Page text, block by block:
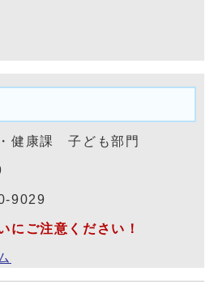
健康課 子ども部門
9029
にご注意ください！